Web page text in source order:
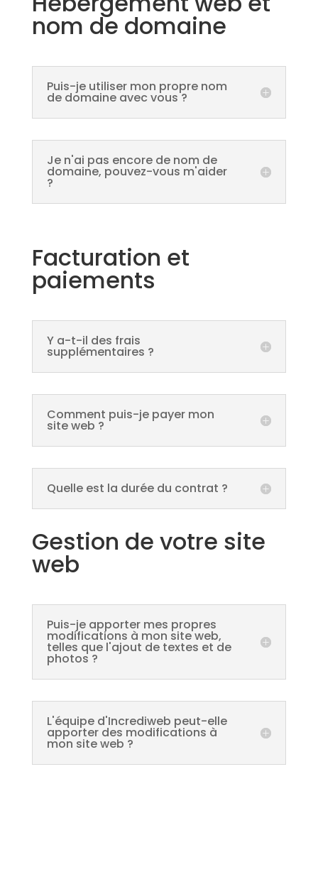
nom de domaine
Puis-je utiliser mon propre nom
de domaine avec vous ?
Je n'ai pas encore de nom de
domaine, pouvez-vous m'aider
?
Facturation et
paiements
Y a-t-il des frais
supplémentaires ?
Comment puis-je payer mon
site web ?
Quelle est la durée du contrat ?
Gestion de votre site
web
Puis-je apporter mes propres
modifications à mon site web,
telles que l'ajout de textes et de
photos ?
L'équipe d'Incrediweb peut-elle
apporter des modifications à
mon site web ?